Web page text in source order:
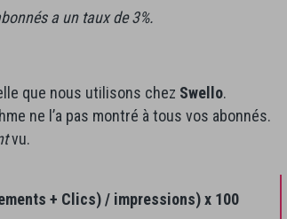
a un taux de 3%.
que nous utilisons chez Swello.
ne l’a pas montré à tous vos abonnés.
vu.
+ Clics) / impressions) x 100